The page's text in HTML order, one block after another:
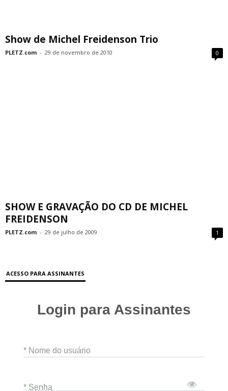
Show de Michel Freidenson Trio
PLETZ.com - 29 de novembro de 2010 0
SHOW E GRAVAÇÃO DO CD DE MICHEL
FREIDENSON
PLETZ.com - 29 de julho de 2009 1
ACESSO PARA ASSINANTES
Login para Assinantes
* Nome do usuário
* Senha